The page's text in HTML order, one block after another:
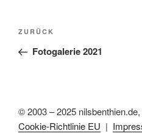
Beitragsnavigation
Vorheriger
Beitrag
ZURÜCK
Fotogalerie 2021
© 2003 – 2025 nilsbenthien.de,
Cookie-Richtlinie EU |